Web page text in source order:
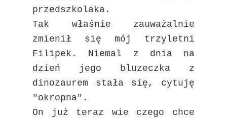
przedszkolaka.
Tak właśnie zauważalnie
zmienił się mój trzyletni
Filipek. Niemal z dnia na
dzień jego bluzeczka z
dinozaurem stała się, cytuję
"okropna".
On już teraz wie czego chce